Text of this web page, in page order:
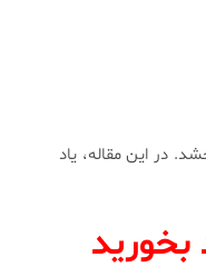
در این مقاله، یاد